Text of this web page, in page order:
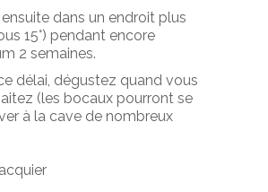
dans un endroit plus
15°) pendant encore
2 semaines.
délai, dégustez quand vous
(les bocaux pourront se
à la cave de nombreux